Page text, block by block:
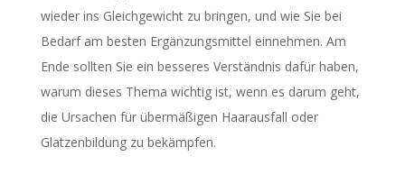
wieder ins Gleichgewicht zu bringen, und wie Sie bei
Bedarf am besten Ergänzungsmittel einnehmen. Am
Ende sollten Sie ein besseres Verständnis dafür haben,
warum dieses Thema wichtig ist, wenn es darum geht,
die Ursachen für übermäßigen Haarausfall oder
Glatzenbildung zu bekämpfen.